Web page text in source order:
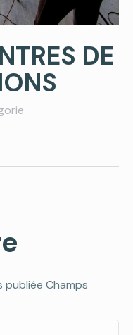
DE
Champs